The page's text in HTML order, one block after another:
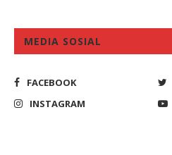
MEDIA SOSIAL
FACEBOOK
INSTAGRAM